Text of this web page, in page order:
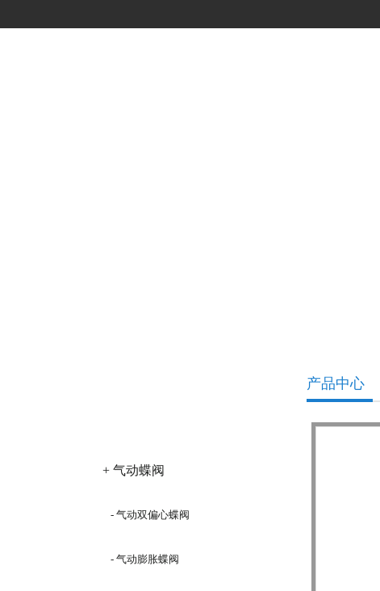
+ 气动蝶阀
- 气动双偏心蝶阀
- 气动膨胀蝶阀
产品中心